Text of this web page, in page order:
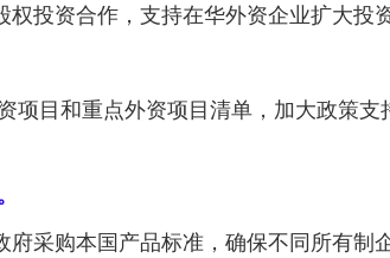
投资合作，支持在华外资企业扩大投
项目和重点外资项目清单，加大政策
府采购本国产品标准，确保不同所有制